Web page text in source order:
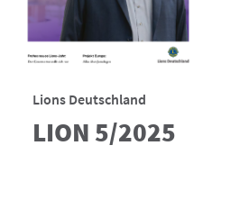
Lions Deutschland
LION 5/2025